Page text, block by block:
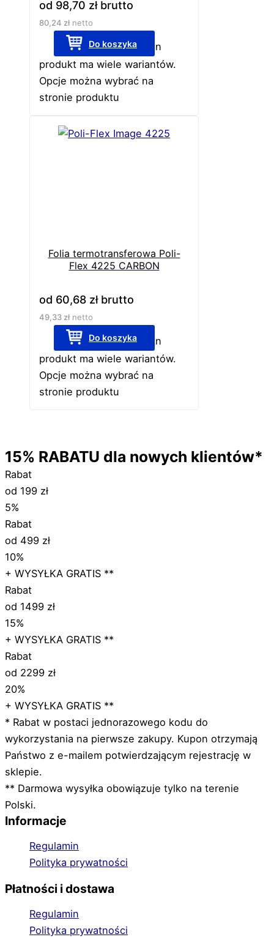
od 98,70 złbrutto
80,24 złnetto
Do koszyka
Ten
produkt ma wiele wariantów.
Opcje można wybrać na
stronie produktu
Folia termotransferowa Poli-
Flex 4225 CARBON
od 60,68 złbrutto
49,33 złnetto
Do koszyka
Ten
produkt ma wiele wariantów.
Opcje można wybrać na
stronie produktu
15% RABATU dla nowych klientów*
Rabat
od 199 zł
5%
Rabat
od 499 zł
10%
+ WYSYŁKA GRATIS **
Rabat
od 1499 zł
15%
+ WYSYŁKA GRATIS **
Rabat
od 2299 zł
20%
+ WYSYŁKA GRATIS **
* Rabat w postaci jednorazowego kodu do
wykorzystania na pierwsze zakupy. Kupon otrzymają
Państwo z e-mailem potwierdzającym rejestrację w
sklepie.
** Darmowa wysyłka obowiązuje tylko na terenie
Polski.
Informacje
Regulamin
Polityka prywatności
Płatności i dostawa
Regulamin
Polityka prywatności